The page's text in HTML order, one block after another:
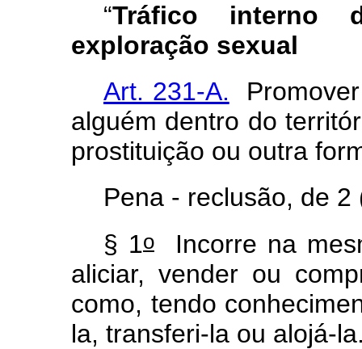
“Tráfico interno
exploração sexual
Art. 231-A.
alguém dentro do
prostituição ou outra
Pena - reclusão, de
§ 1o Incorre na
aliciar, vender ou
como, tendo
la, transferi-la ou alojá-